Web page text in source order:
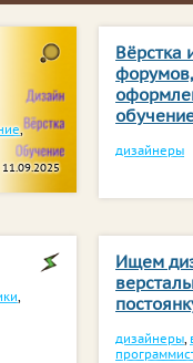
,
Вёрстка
форумов,
дизайнеры
,
Ищем
дизайнеры,